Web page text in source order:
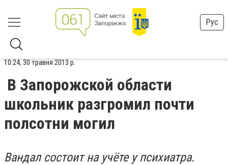
Рус
10:24, 30 травня 2013 р.
В Запорожской области
школьник разгромил почти
полсотни могил
Вандал состоит на учёте у психиатра.